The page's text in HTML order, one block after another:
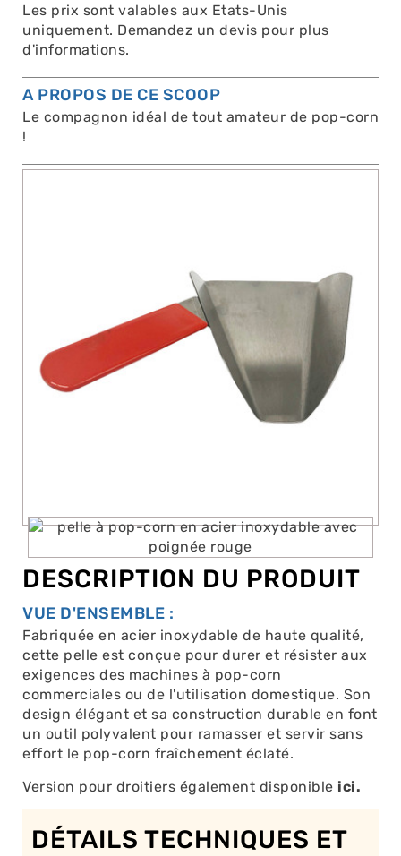
Les prix sont valables aux Etats-Unis
uniquement. Demandez un devis pour plus
d'informations.
A PROPOS DE CE SCOOP
Le compagnon idéal de tout amateur de pop-corn
!
DESCRIPTION DU PRODUIT
VUE D'ENSEMBLE :
Fabriquée en acier inoxydable de haute qualité,
cette pelle est conçue pour durer et résister aux
exigences des machines à pop-corn
commerciales ou de l'utilisation domestique. Son
design élégant et sa construction durable en font
un outil polyvalent pour ramasser et servir sans
effort le pop-corn fraîchement éclaté.
Version pour droitiers également disponible ici.
DÉTAILS TECHNIQUES ET